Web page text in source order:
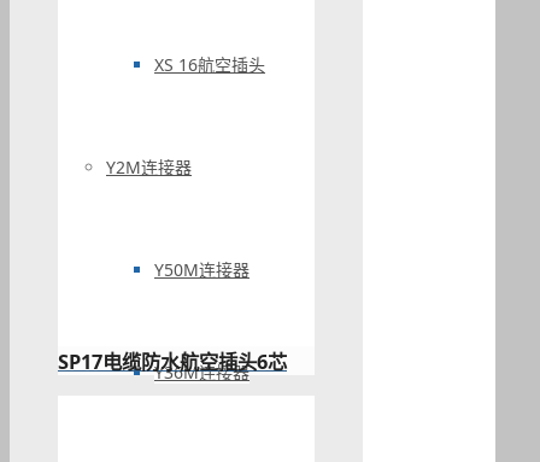
XS 16航空插头
Y2M连接器
Y50M连接器
Y36M连接器
SP17电缆防水航空插头6芯